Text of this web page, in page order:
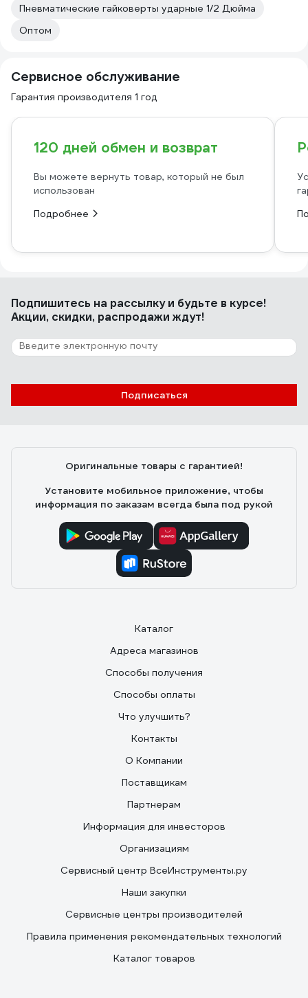
Пневматические гайковерты ударные 1/2 Дюйма
Оптом
Сервисное обслуживание
Гарантия производителя 1 год
120 дней обмен и возврат
Вы можете вернуть товар, который не был
использован
Подробнее
Подпишитесь на рассылкуи будьте в курсе!
Акции, скидки, распродажи ждут!
Подписаться
Оригинальные товары с гарантией!
Установите мобильное приложение, чтобы
информация по заказам всегда была под рукой
Каталог
Адреса магазинов
Способы получения
Способы оплаты
Что улучшить?
Контакты
О Компании
Поставщикам
Партнерам
Информация для инвесторов
Организациям
Сервисный центр ВсеИнструменты.ру
Наши закупки
Сервисные центры производителей
Правила применения рекомендательных технологий
Каталог товаров